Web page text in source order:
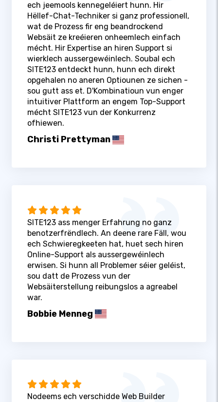
ech jeemools kennegeléiert hunn. Hir
Hëllef-Chat-Techniker si ganz professionell,
wat de Prozess fir eng beandrockend
Websäit ze kreéieren onheemlech einfach
mécht. Hir Expertise an hiren Support si
wierklech aussergewéinlech. Soubal ech
SITE123 entdeckt hunn, hunn ech direkt
opgehalen no aneren Optiounen ze sichen -
sou gutt ass et. D'Kombinatioun vun enger
intuitiver Plattform an engem Top-Support
mécht SITE123 vun der Konkurrenz
ofhiewen.
Christi Prettyman
SITE123 ass menger Erfahrung no ganz
benotzerfrëndlech. An deene rare Fäll, wou
ech Schwieregkeeten hat, huet sech hiren
Online-Support als aussergewéinlech
erwisen. Si hunn all Problemer séier geléist,
sou datt de Prozess vun der
Websäiterstellung reibungslos a agreabel
war.
Bobbie Menneg
Nodeems ech verschidde Web Builder